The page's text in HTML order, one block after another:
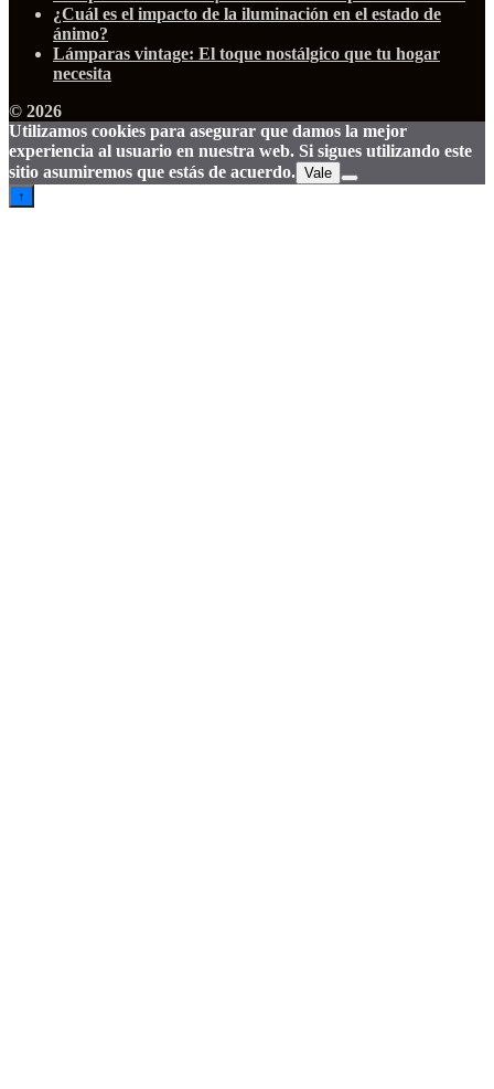
¿Cuál es el impacto de la iluminación en el estado de
ánimo?
Lámparas vintage: El toque nostálgico que tu hogar
necesita
© 2026
Utilizamos cookies para asegurar que damos la mejor
experiencia al usuario en nuestra web. Si sigues utilizando este
sitio asumiremos que estás de acuerdo. Vale
↑